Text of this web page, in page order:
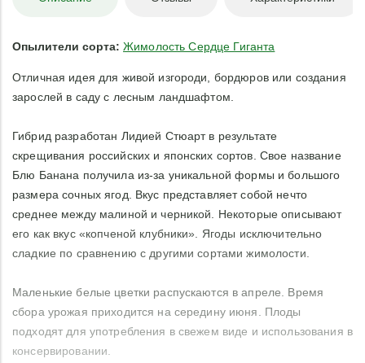
Опылители сорта: Жимолость Сердце Гиганта
Отличная идея для живой изгороди, бордюров или создания
зарослей в саду с лесным ландшафтом.
Гибрид разработан Лидией Стюарт в результате
скрещивания российских и японских сортов. Свое название
Блю Банана получила из-за уникальной формы и большого
размера сочных ягод. Вкус представляет собой нечто
среднее между малиной и черникой. Некоторые описывают
его как вкус «копченой клубники». Ягоды исключительно
сладкие по сравнению с другими сортами жимолости.
Маленькие белые цветки распускаются в апреле. Время
сбора урожая приходится на середину июня. Плоды
подходят для употребления в свежем виде и использования в
консервировании.